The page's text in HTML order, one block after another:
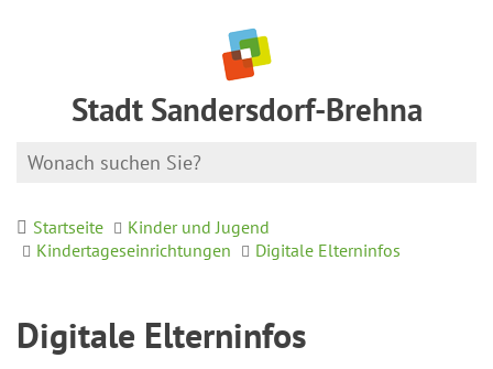
Stadt Sandersdorf-Brehna
Startseite
Kinder und Jugend
Kindertageseinrichtungen
Digitale Elterninfos
Digitale Elterninfos